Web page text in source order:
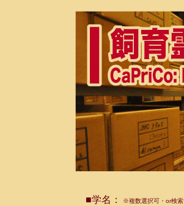
■学名： ※複数選択可・or検索